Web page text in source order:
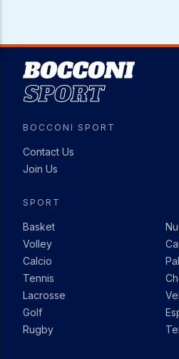
Image
BOCCONI SPORT
Contact Us
Join Us
SPORT
Basket
Volley
Calcio
Tennis
Lacrosse
Golf
Rugby